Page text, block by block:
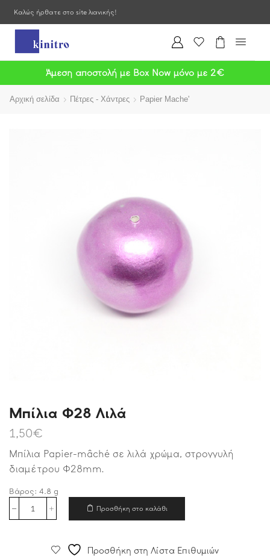
Καλώς ήρθατε στο site λιανικής!
Άμεση αποστολή με Box Now μόνο με 2€
Αρχική σελίδα Πέτρες - Χάντρες Papier Mache'
Μπίλια Φ28 Λιλά
1,50€
Μπίλια Papier-mâché σε λιλά χρώμα, στρογγυλή
διαμέτρου Φ28mm.
Βάρος: 4.8 g
Προσθήκη στο καλάθι
Προσθήκη στη Λίστα Επιθυμιών